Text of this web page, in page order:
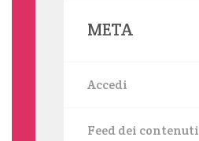
META
Accedi
Feed dei contenuti